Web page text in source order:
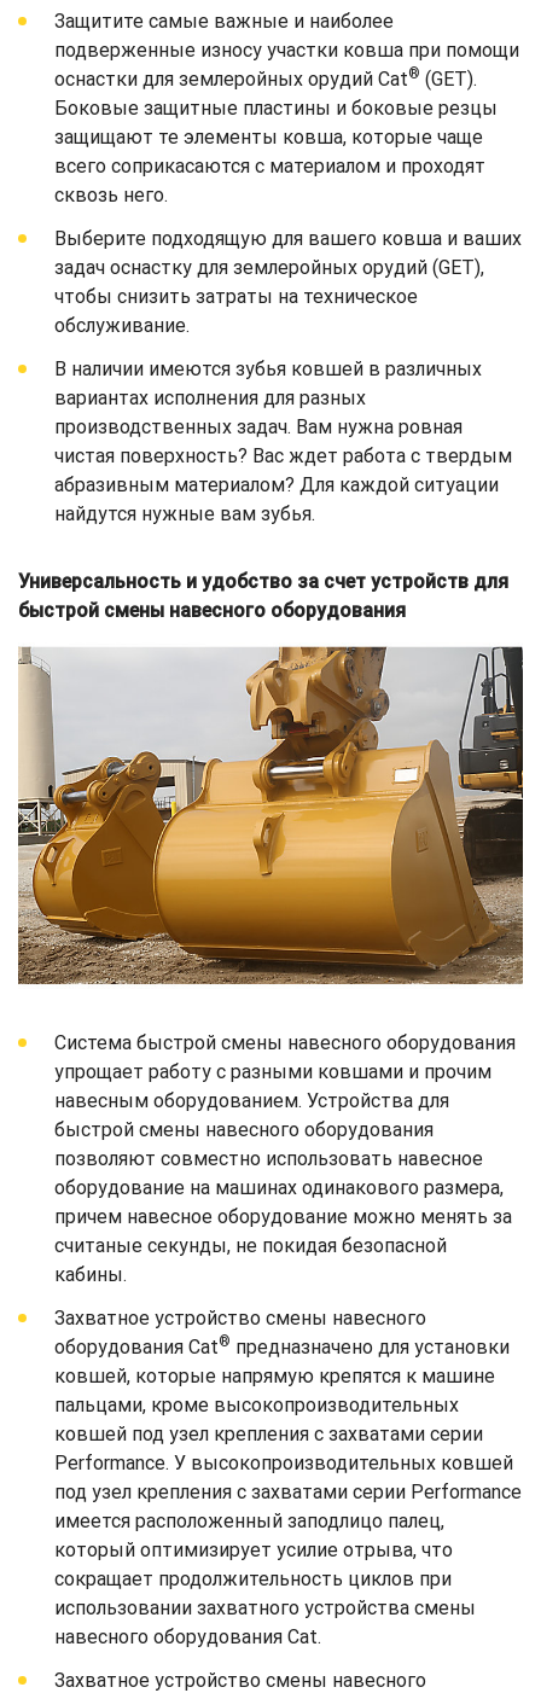
Защитите самые важные и наиболее
подверженные износу участки ковша при помощи
оснастки для землеройных орудий Cat® (GET).
Боковые защитные пластины и боковые резцы
защищают те элементы ковша, которые чаще
всего соприкасаются с материалом и проходят
сквозь него.
Выберите подходящую для вашего ковша и ваших
задач оснастку для землеройных орудий (GET),
чтобы снизить затраты на техническое
обслуживание.
В наличии имеются зубья ковшей в различных
вариантах исполнения для разных
производственных задач. Вам нужна ровная
чистая поверхность? Вас ждет работа с твердым
абразивным материалом? Для каждой ситуации
найдутся нужные вам зубья.
Универсальность и удобство за счет устройств для
быстрой смены навесного оборудования
Система быстрой смены навесного оборудования
упрощает работу с разными ковшами и прочим
навесным оборудованием. Устройства для
быстрой смены навесного оборудования
позволяют совместно использовать навесное
оборудование на машинах одинакового размера,
причем навесное оборудование можно менять за
считаные секунды, не покидая безопасной
кабины.
Захватное устройство смены навесного
оборудования Cat® предназначено для установки
ковшей, которые напрямую крепятся к машине
пальцами, кроме высокопроизводительных
ковшей под узел крепления с захватами серии
Performance. У высокопроизводительных ковшей
под узел крепления с захватами серии Performance
имеется расположенный заподлицо палец,
который оптимизирует усилие отрыва, что
сокращает продолжительность циклов при
использовании захватного устройства смены
навесного оборудования Cat.
Захватное устройство смены навесного